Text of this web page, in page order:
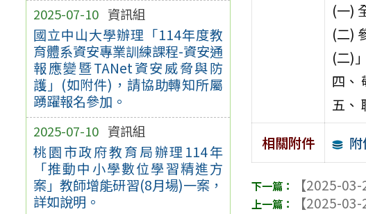
2025-07-10 資訊組
國立中山大學辦理「114年度教
育體系資安專業訓練課程-資安通
報應變暨TANet資安威脅與防
護」(如附件)，請協助轉知所屬
踴躍報名參加。
2025-07-10 資訊組
桃園市政府教育局辦理114年
「推動中小學數位學習精進方
案」教師增能研習(8月場)一案，
詳如說明。
(一)
(二)
(二)
四、
五、
相關附件
【2025-03-
【2025-03-